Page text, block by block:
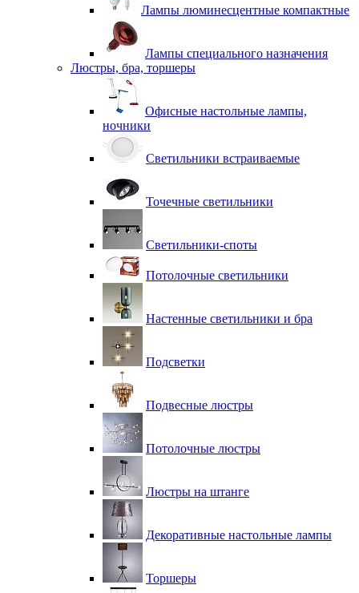
Лампы люминесцентные компактные
Лампы специального назначения
Люстры, бра, торшеры
Офисные настольные лампы,
ночники
Светильники встраиваемые
Точечные светильники
Светильники-споты
Потолочные светильники
Настенные светильники и бра
Подсветки
Подвесные люстры
Потолочные люстры
Люстры на штанге
Декоративные настольные лампы
Торшеры